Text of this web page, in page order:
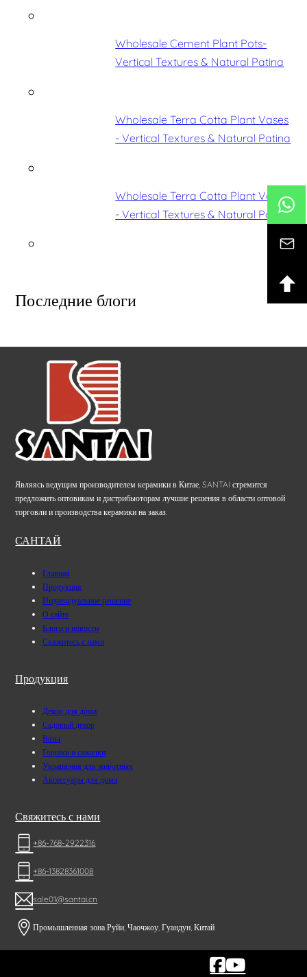
Wholesale Cement Plant Pots-
Vertical Textures & Natural Patina
Wholesale Terra Cotta Plant Vases
- Vertical Textures & Natural Patina
Wholesale Terra Cotta Plant Vases
- Vertical Textures & Natural Patina
Последние блоги
Являясь ведущим производителем керамики в Китае, SANTAI стремится
предложить оптовикам и дистрибьюторам лучшие решения в области оптовой
торговли и производства керамики на заказ.
САНТАЙ
Главная
Продукция
Индивидуальное решение
О сайте
Блоги и новости
Свяжитесь с нами
Продукция
Декор для дома
Садовый декор
Вазы
Горшки и сажалки
Украшения для животных
Аксессуары для дома
Свяжитесь с нами
+86-768-2922316
+86-13828361008
sale01@santai.cn
Промышленная зона Руйи, Чаочжоу, Гуандун, Китай